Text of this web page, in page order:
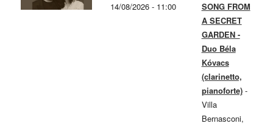
14/08/2026 - 11:00
SONG FROM
A SECRET
GARDEN -
Duo Béla
Kóvacs
(clarinetto,
pianoforte)-
Villa
Bernasconi,